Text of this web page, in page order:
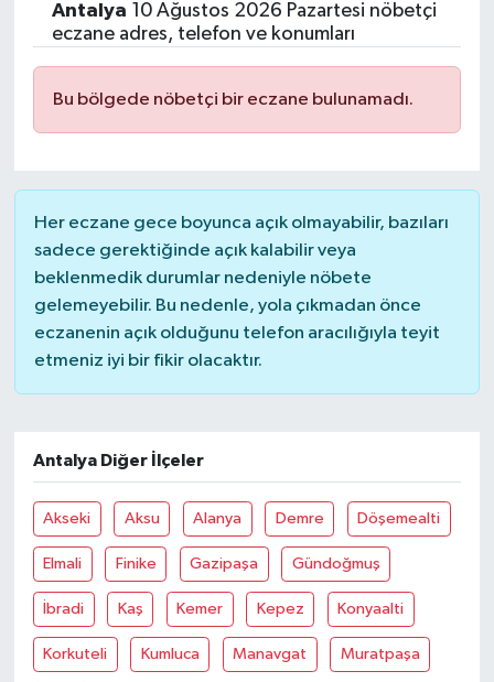
Antalya 10 Ağustos 2026 Pazartesi nöbetçi
eczane adres, telefon ve konumları
Bu bölgede nöbetçi bir eczane bulunamadı.
Her eczane gece boyunca açık olmayabilir, bazıları
sadece gerektiğinde açık kalabilir veya
beklenmedik durumlar nedeniyle nöbete
gelemeyebilir. Bu nedenle, yola çıkmadan önce
eczanenin açık olduğunu telefon aracılığıyla teyit
etmeniz iyi bir fikir olacaktır.
Antalya Diğer İlçeler
Akseki Aksu Alanya Demre Döşemealti
Elmali Finike Gazipaşa Gündoğmuş
İbradi Kaş Kemer Kepez Konyaalti
Korkuteli Kumluca Manavgat Muratpaşa